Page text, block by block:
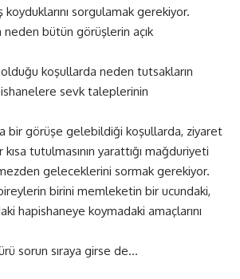
koyduklarını sorgulamak gerekiyor.
neden bütün görüşlerin açık
koşullarda neden tutsakların
sevk taleplerinin
bir görüşe gelebildiği koşullarda, ziyaret
tutulmasının yarattığı mağduriyeti
geleceklerini sormak gerekiyor.
birini memleketin bir ucundaki,
hapishaneye koymadaki amaçlarını
sorun sıraya girse de…